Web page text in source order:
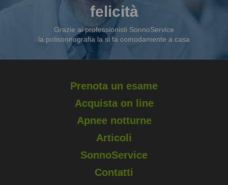
felicità
Grazie ai professionisti SonnoService
la polisonnografia la si fa comodamente a casa
Prenota un esame
Acquista on line
Apnee notturne
Articoli
SonnoService
Contatti